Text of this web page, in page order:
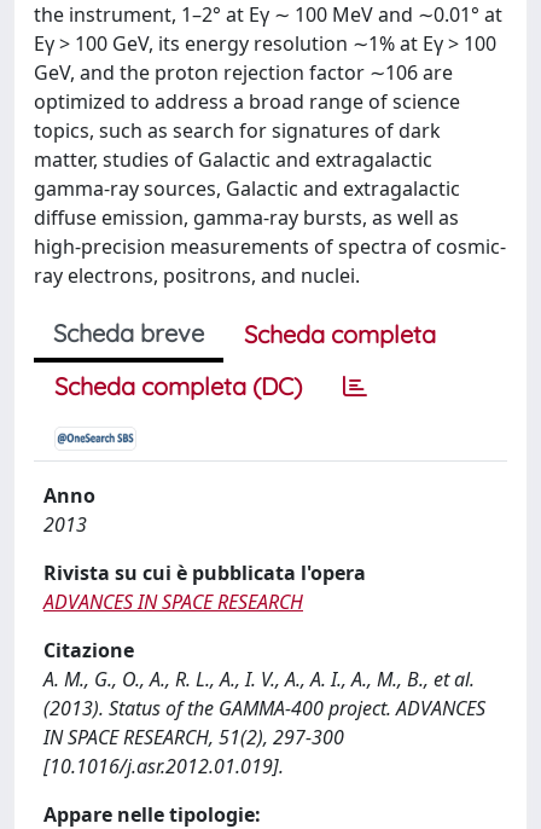
the instrument, 1–2° at Eγ ∼ 100 MeV and ∼0.01° at
Eγ > 100 GeV, its energy resolution ∼1% at Eγ > 100
GeV, and the proton rejection factor ∼106 are
optimized to address a broad range of science
topics, such as search for signatures of dark
matter, studies of Galactic and extragalactic
gamma-ray sources, Galactic and extragalactic
diffuse emission, gamma-ray bursts, as well as
high-precision measurements of spectra of cosmic-
ray electrons, positrons, and nuclei.
Scheda breve
Scheda completa
Scheda completa (DC)
Anno
2013
Rivista su cui è pubblicata l'opera
ADVANCES IN SPACE RESEARCH
Citazione
A. M., G., O., A., R. L., A., I. V., A., A. I., A., M., B., et al.
(2013). Status of the GAMMA-400 project. ADVANCES
IN SPACE RESEARCH, 51(2), 297-300
[10.1016/j.asr.2012.01.019].
Appare nelle tipologie: